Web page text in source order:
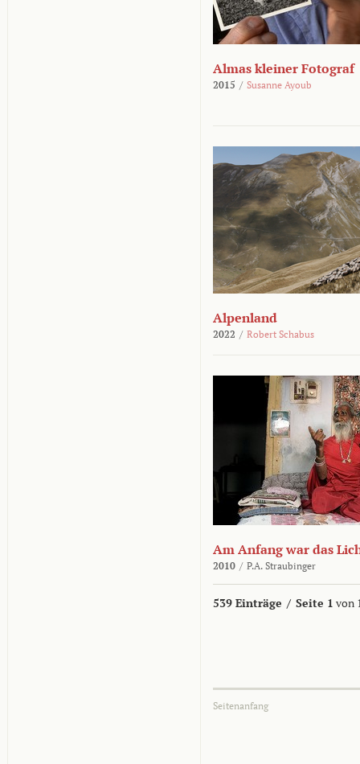
Almas kleiner Fotograf
2015 / Susanne Ayoub
Alpenland
2022 / Robert Schabus
Am Anfang war das
2010 / P.A. Straubinger
539 Einträge / Seite 1 von
Seitenanfang